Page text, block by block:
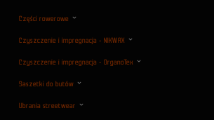
Części rowerowe
Czyszczenie i impregnacja - NIKWAX
Czyszczenie i impregnacja - OrganoTex
Saszetki do butów
Ubrania streetwear